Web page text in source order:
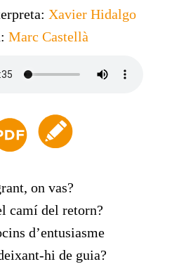
Xavier Hidalgo
Marc Castellà
on vas?
camí del retorn?
d’entusiasme
hi de guia?